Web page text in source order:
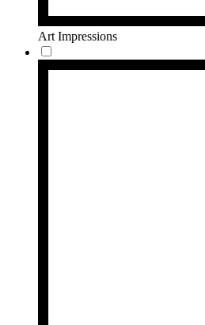
Art Impressions